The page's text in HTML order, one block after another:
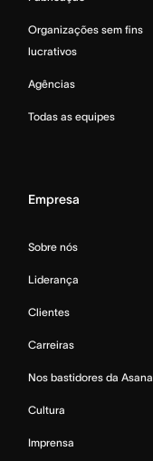
Organizações sem fins
lucrativos
Agências
Todas as equipes
Empresa
Sobre nós
Liderança
Clientes
Carreiras
Nos bastidores da Asana
Cultura
Imprensa